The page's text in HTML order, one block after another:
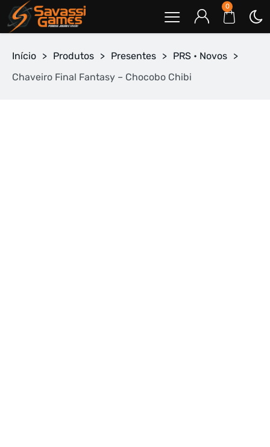
0
Início > Produtos > Presentes > PRS • Novos >
Chaveiro Final Fantasy – Chocobo Chibi